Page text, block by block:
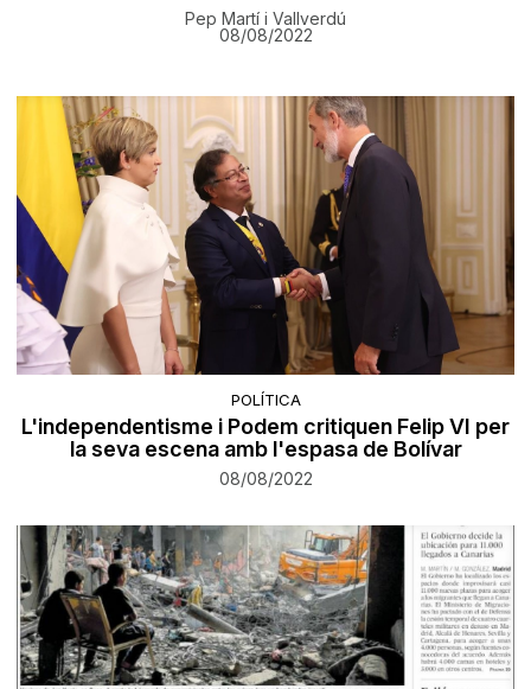
Pep Martí i Vallverdú
08/08/2022
POLÍTICA
L'independentisme i Podem critiquen Felip VI per
la seva escena amb l'espasa de Bolívar
08/08/2022